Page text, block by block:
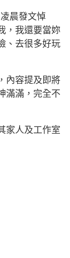
晨發文悼
，我還要當妳
、去很多好玩
內容提及即將
滿滿，完全不
家人及工作室